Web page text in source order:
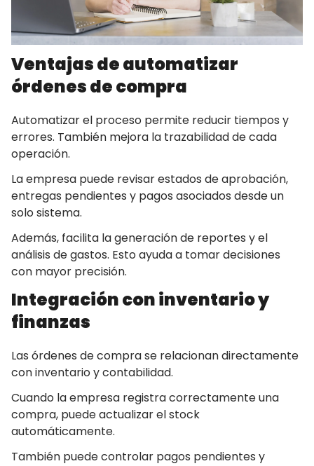
Ventajas de automatizar
órdenes de compra
Automatizar el proceso permite reducir tiempos y
errores. También mejora la trazabilidad de cada
operación.
La empresa puede revisar estados de aprobación,
entregas pendientes y pagos asociados desde un
solo sistema.
Además, facilita la generación de reportes y el
análisis de gastos. Esto ayuda a tomar decisiones
con mayor precisión.
Integración con inventario y
finanzas
Las órdenes de compra se relacionan directamente
con inventario y contabilidad.
Cuando la empresa registra correctamente una
compra, puede actualizar el stock
automáticamente.
También puede controlar pagos pendientes y